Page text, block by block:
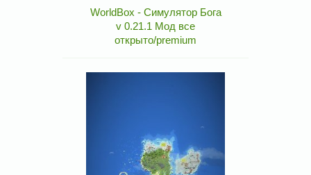
WorldBox - Симулятор Бога
v 0.21.1 Мод все
открыто/premium